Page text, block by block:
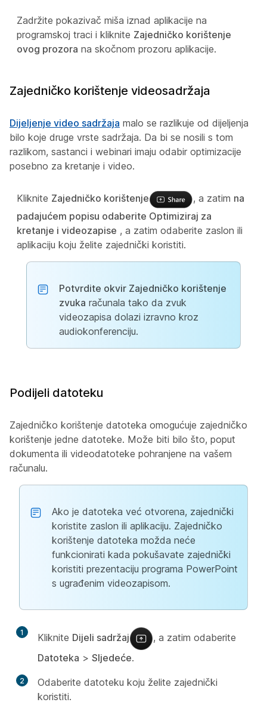
Zadržite pokazivač miša iznad aplikacije na
programskoj traci i kliknite Zajedničko korištenje
ovog prozora na skočnom prozoru aplikacije.
Zajedničko korištenje videosadržaja
Dijeljenje video sadržaja malo se razlikuje od dijeljenja
bilo koje druge vrste sadržaja. Da bi se nosili s tom
razlikom, sastanci i webinari imaju odabir optimizacije
posebno za kretanje i video.
Kliknite Zajedničko korištenje , a zatim na
padajućem popisu odaberite Optimiziraj za
kretanje i videozapise , a zatim odaberite zaslon ili
aplikaciju koju želite zajednički koristiti.
Potvrdite okvir Zajedničko korištenje
zvuka računala tako da zvuk
videozapisa dolazi izravno kroz
audiokonferenciju.
Podijeli datoteku
Zajedničko korištenje datoteka omogućuje zajedničko
korištenje jedne datoteke. Može biti bilo što, poput
dokumenta ili videodatoteke pohranjene na vašem
računalu.
Ako je datoteka već otvorena, zajednički
koristite zaslon ili aplikaciju. Zajedničko
korištenje datoteka možda neće
funkcionirati kada pokušavate zajednički
koristiti prezentaciju programa PowerPoint
s ugrađenim videozapisom.
1 Kliknite Dijeli sadržaj
, a zatim odaberite
Datoteka > Sljedeće.
2
Odaberite datoteku koju želite zajednički
koristiti.